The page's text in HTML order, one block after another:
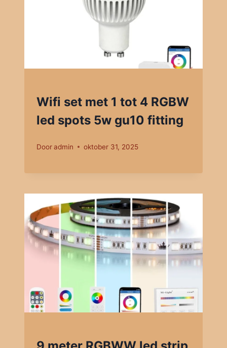
Wifi set met 1 tot 4 RGBW
led spots 5w gu10 fitting
Dooradmin oktober 31, 2025